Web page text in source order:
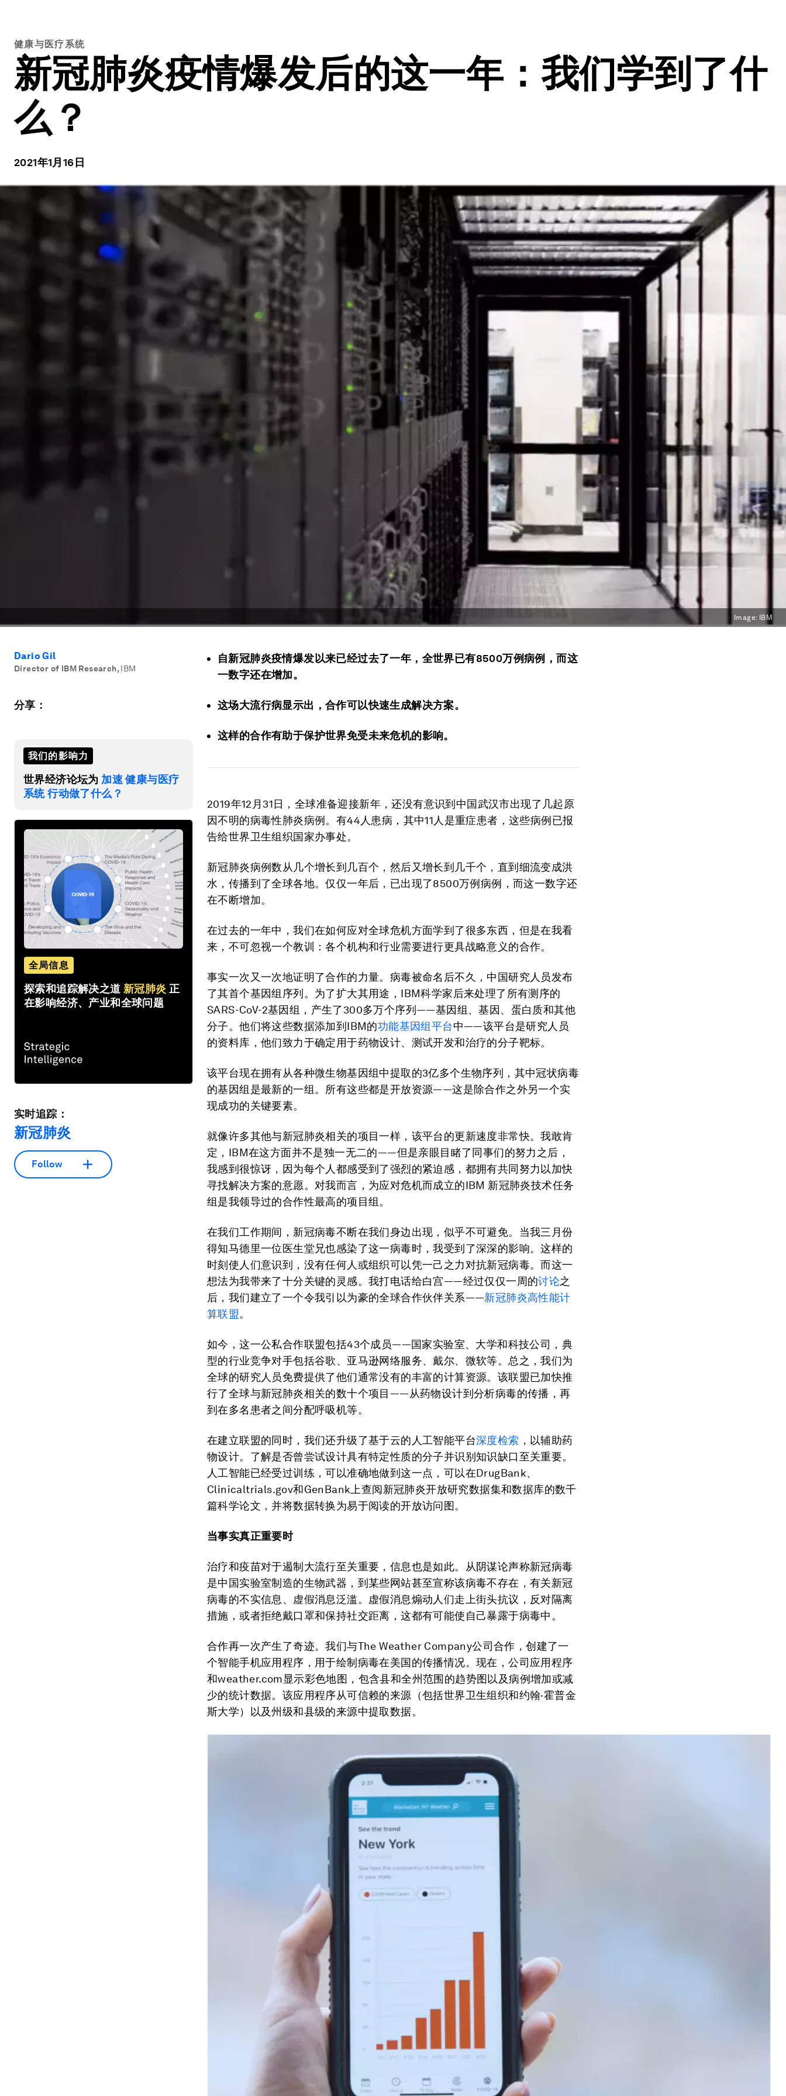
健康与医疗系统
新冠肺炎疫情爆发后的这一年：我们学到了什
么？
2021年1月16日
Image: IBM
Dario Gil
Director of IBM Research, IBM
分享：
我们的影响力
世界经济论坛为 加速 健康与医疗
系统 行动做了什么？
全局信息
探索和追踪解决之道 新冠肺炎 正
在影响经济、产业和全球问题
实时追踪：
新冠肺炎
Follow
自新冠肺炎疫情爆发以来已经过去了一年，全世界已有8500万例病例，而这
一数字还在增加。
这场大流行病显示出，合作可以快速生成解决方案。
这样的合作有助于保护世界免受未来危机的影响。
2019年12月31日，全球准备迎接新年，还没有意识到中国武汉市出现了几起原
因不明的病毒性肺炎病例。有44人患病，其中11人是重症患者，这些病例已报
告给世界卫生组织国家办事处。
新冠肺炎病例数从几个增长到几百个，然后又增长到几千个，直到细流变成洪
水，传播到了全球各地。仅仅一年后，已出现了8500万例病例，而这一数字还
在不断增加。
在过去的一年中，我们在如何应对全球危机方面学到了很多东西，但是在我看
来，不可忽视一个教训：各个机构和行业需要进行更具战略意义的合作。
事实一次又一次地证明了合作的力量。病毒被命名后不久，中国研究人员发布
了其首个基因组序列。为了扩大其用途，IBM科学家后来处理了所有测序的
SARS-CoV-2基因组，产生了300多万个序列——基因组、基因、蛋白质和其他
分子。他们将这些数据添加到IBM的功能基因组平台中——该平台是研究人员
的资料库，他们致力于确定用于药物设计、测试开发和治疗的分子靶标。
该平台现在拥有从各种微生物基因组中提取的3亿多个生物序列，其中冠状病毒
的基因组是最新的一组。所有这些都是开放资源——这是除合作之外另一个实
现成功的关键要素。
就像许多其他与新冠肺炎相关的项目一样，该平台的更新速度非常快。我敢肯
定，IBM在这方面并不是独一无二的——但是亲眼目睹了同事们的努力之后，
我感到很惊讶，因为每个人都感受到了强烈的紧迫感，都拥有共同努力以加快
寻找解决方案的意愿。对我而言，为应对危机而成立的IBM 新冠肺炎技术任务
组是我领导过的合作性最高的项目组。
在我们工作期间，新冠病毒不断在我们身边出现，似乎不可避免。当我三月份
得知马德里一位医生堂兄也感染了这一病毒时，我受到了深深的影响。这样的
时刻使人们意识到，没有任何人或组织可以凭一己之力对抗新冠病毒。而这一
想法为我带来了十分关键的灵感。我打电话给白宫——经过仅仅一周的讨论之
后，我们建立了一个令我引以为豪的全球合作伙伴关系——新冠肺炎高性能计
算联盟。
如今，这一公私合作联盟包括43个成员——国家实验室、大学和科技公司，典
型的行业竞争对手包括谷歌、亚马逊网络服务、戴尔、微软等。总之，我们为
全球的研究人员免费提供了他们通常没有的丰富的计算资源。该联盟已加快推
行了全球与新冠肺炎相关的数十个项目——从药物设计到分析病毒的传播，再
到在多名患者之间分配呼吸机等。
在建立联盟的同时，我们还升级了基于云的人工智能平台深度检索 ，以辅助药
物设计。了解是否曾尝试设计具有特定性质的分子并识别知识缺口至关重要。
人工智能已经受过训练，可以准确地做到这一点，可以在DrugBank、
Clinicaltrials.gov和GenBank上查阅新冠肺炎开放研究数据集和数据库的数千
篇科学论文，并将数据转换为易于阅读的开放访问图。
当事实真正重要时
治疗和疫苗对于遏制大流行至关重要，信息也是如此。从阴谋论声称新冠病毒
是中国实验室制造的生物武器，到某些网站甚至宣称该病毒不存在，有关新冠
病毒的不实信息、虚假消息泛滥。虚假消息煽动人们走上街头抗议，反对隔离
措施，或者拒绝戴口罩和保持社交距离，这都有可能使自己暴露于病毒中。
合作再一次产生了奇迹。我们与The Weather Company公司合作，创建了一
个智能手机应用程序，用于绘制病毒在美国的传播情况。现在，公司应用程序
和weather.com显示彩色地图，包含县和全州范围的趋势图以及病例增加或减
少的统计数据。该应用程序从可信赖的来源（包括世界卫生组织和约翰·霍普金
斯大学）以及州级和县级的来源中提取数据。